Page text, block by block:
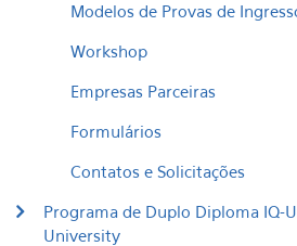
Modelos de Provas de
Workshop
Empresas Parceiras
Formulários
Contatos e Solicitações
Programa de Duplo Diploma IQ-
University